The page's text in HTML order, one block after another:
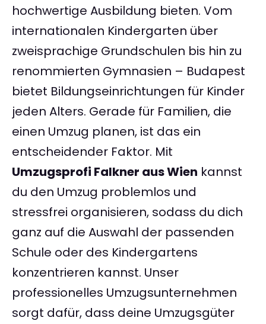
hochwertige Ausbildung bieten. Vom
internationalen Kindergarten über
zweisprachige Grundschulen bis hin zu
renommierten Gymnasien – Budapest
bietet Bildungseinrichtungen für Kinder
jeden Alters. Gerade für Familien, die
einen Umzug planen, ist das ein
entscheidender Faktor. Mit
Umzugsprofi Falkner aus Wien kannst
du den Umzug problemlos und
stressfrei organisieren, sodass du dich
ganz auf die Auswahl der passenden
Schule oder des Kindergartens
konzentrieren kannst. Unser
professionelles Umzugsunternehmen
sorgt dafür, dass deine Umzugsgüter